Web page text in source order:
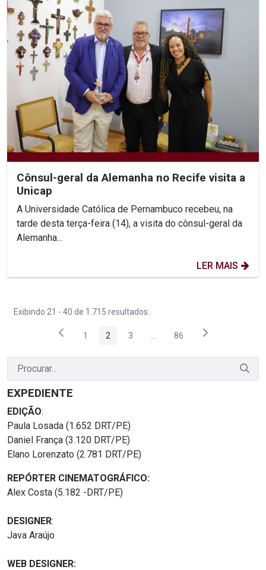
Cônsul-geral da Alemanha no Recife visita a
Unicap
A Universidade Católica de Pernambuco recebeu, na
tarde desta terça-feira (14), a visita do cônsul-geral da
Alemanha...
LER MAIS
Exibindo 21 - 40 de 1.715 resultados.
Página
1 Página
2 Página
3 Páginas intermediárias Usar
Página
86
EXPEDIENTE
EDIÇÃO:
Paula Losada (1.652 DRT/PE)
Daniel França (3.120 DRT/PE)
Elano Lorenzato (2.781 DRT/PE)
REPÓRTER CINEMATOGRÁFICO:
Alex Costa (5.182 -DRT/PE)
DESIGNER:
Java Araújo
WEB DESIGNER: